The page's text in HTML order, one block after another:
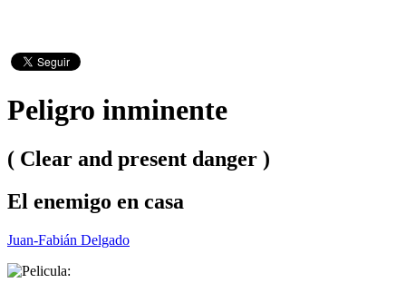
Peligro inminente
( Clear and present danger )
El enemigo en casa
Juan-Fabián Delgado